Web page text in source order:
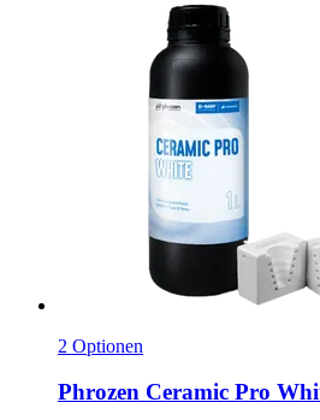
2 Optionen
Phrozen Ceramic Pro